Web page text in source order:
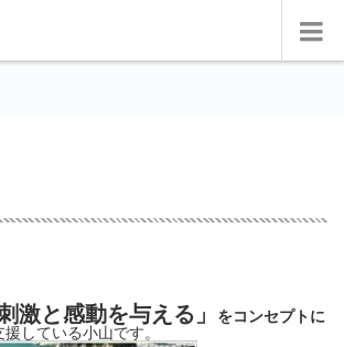
刺激と感動を与える」
をコンセプトに
している小山です。